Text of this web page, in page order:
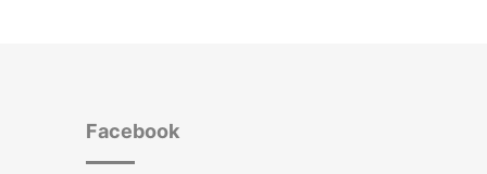
Facebook